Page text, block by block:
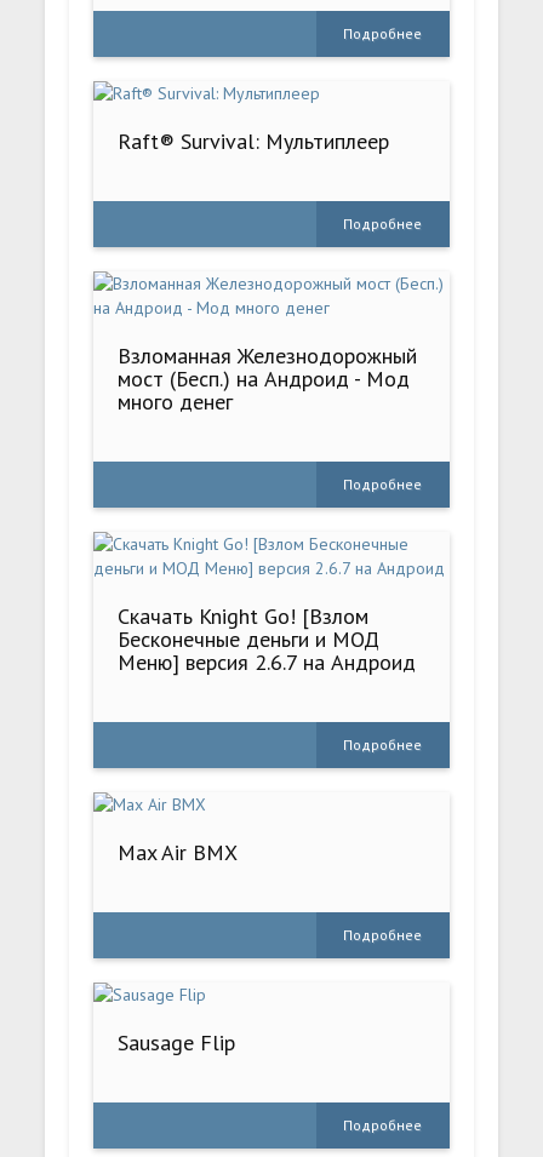
Подробнее
Raft® Survival: Мультиплеер
Подробнее
Взломанная Железнодорожный
мост (Бесп.) на Андроид - Мод
много денег
Подробнее
Скачать Knight Go! [Взлом
Бесконечные деньги и МОД
Меню] версия 2.6.7 на Андроид
Подробнее
Max Air BMX
Подробнее
Sausage Flip
Подробнее